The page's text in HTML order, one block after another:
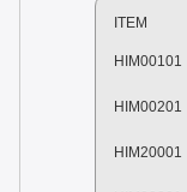
ITEM
HIM00101
HIM00201
HIM20001